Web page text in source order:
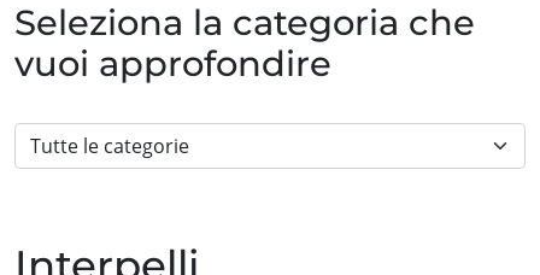
Seleziona la categoria che
vuoi approfondire